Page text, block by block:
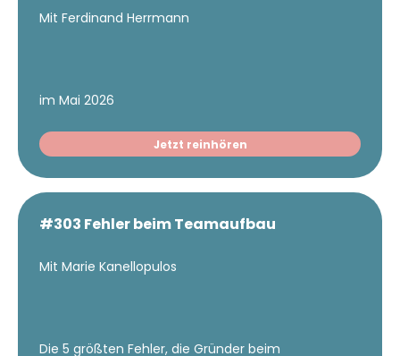
Mit Ferdinand Herrmann
im Mai 2026
Jetzt reinhören
#303 Fehler beim Teamaufbau
Mit Marie Kanellopulos
Die 5 größten Fehler, die Gründer beim